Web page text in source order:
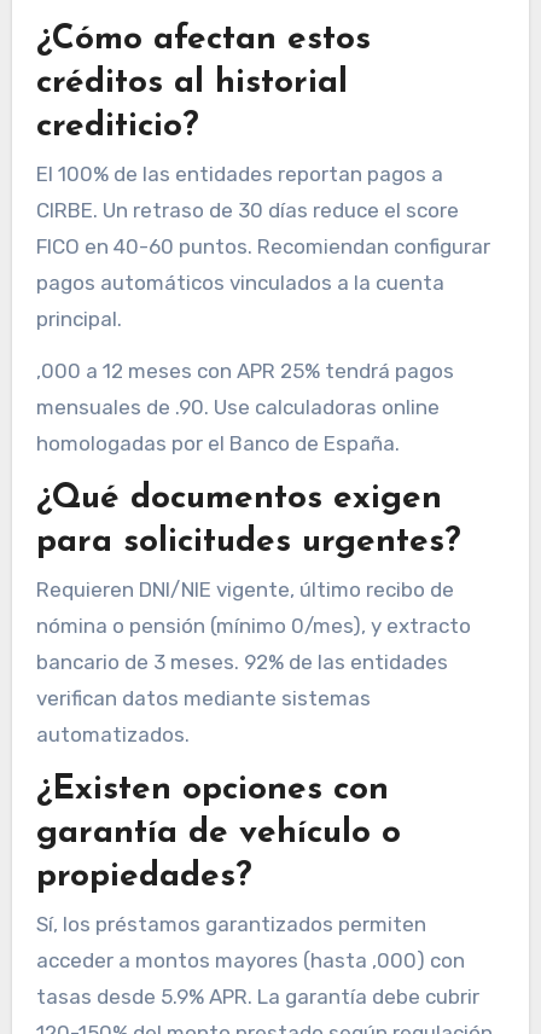
¿Cómo afectan estos
créditos al historial
crediticio?
El 100% de las entidades reportan pagos a
CIRBE. Un retraso de 30 días reduce el score
FICO en 40-60 puntos. Recomiendan configurar
pagos automáticos vinculados a la cuenta
principal.
,000 a 12 meses con APR 25% tendrá pagos
mensuales de .90. Use calculadoras online
homologadas por el Banco de España.
¿Qué documentos exigen
para solicitudes urgentes?
Requieren DNI/NIE vigente, último recibo de
nómina o pensión (mínimo 0/mes), y extracto
bancario de 3 meses. 92% de las entidades
verifican datos mediante sistemas
automatizados.
¿Existen opciones con
garantía de vehículo o
propiedades?
Sí, los préstamos garantizados permiten
acceder a montos mayores (hasta ,000) con
tasas desde 5.9% APR. La garantía debe cubrir